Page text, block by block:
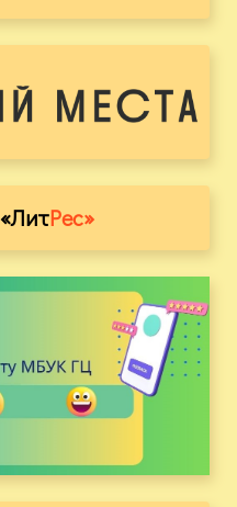
«ЛитРес»